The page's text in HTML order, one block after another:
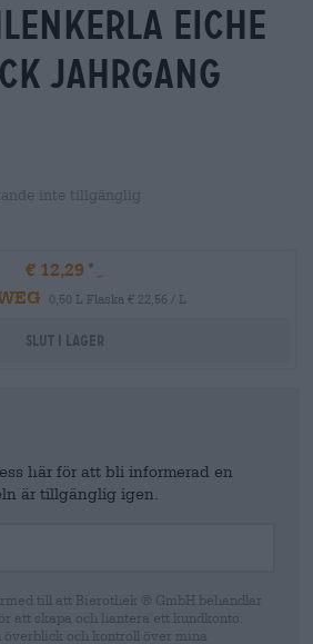
eiche
jahrgang
inte tillgänglig
€ 12,29
0,50 L Flaska € 22,56 / L
Slut i lager
här för att bli informerad en
är tillgänglig igen.
till att Bierothek ® GmbH behandlar
att skapa och hantera ett kundkonto.
överblick och kontroll över mina